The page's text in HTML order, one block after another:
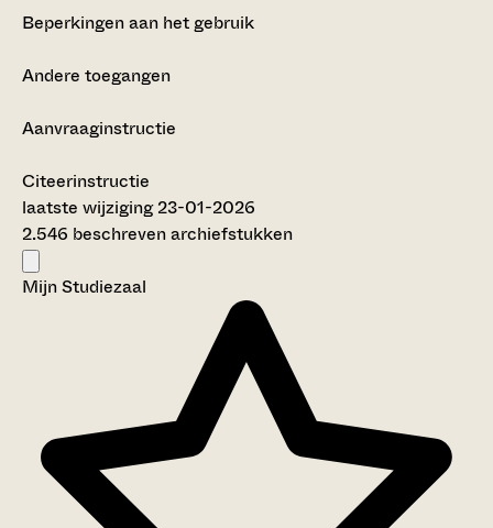
Beperkingen aan het gebruik
Andere toegangen
Aanvraaginstructie
Citeerinstructie
laatste wijziging 23-01-2026
2.546 beschreven archiefstukken
Mijn Studiezaal